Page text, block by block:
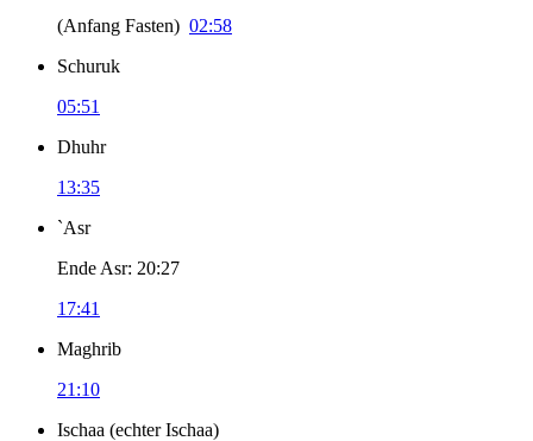
(Anfang Fasten) 02:58
Schuruk
05:51
Dhuhr
13:35
`Asr
Ende Asr: 20:27
17:41
Maghrib
21:10
Ischaa (echter Ischaa)